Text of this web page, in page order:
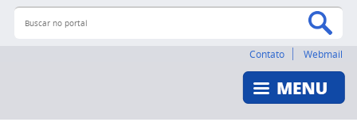
Buscar no portal
Contato Webmail